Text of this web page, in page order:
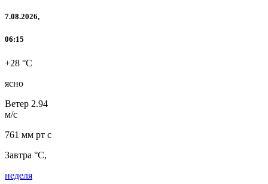
7.08.2026,
06:15
+28 °C
ясно
Ветер 2.94
м/с
761 мм рт с
Завтра °C,
неделя